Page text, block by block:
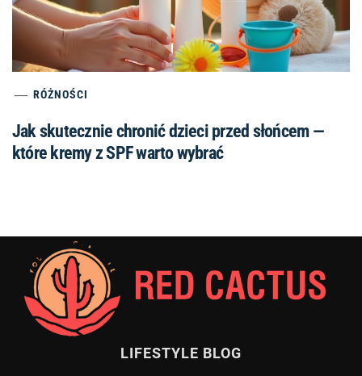
RÓŻNOŚCI
Jak skutecznie chronić dzieci przed słońcem —
które kremy z SPF warto wybrać
LIFESTYLE BLOG